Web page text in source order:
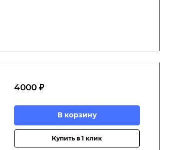
4000 ₽
В корзину
Купить в 1 клик